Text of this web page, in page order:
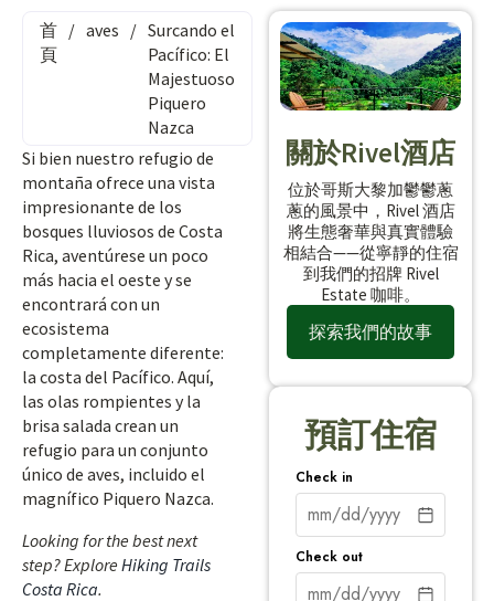
首
頁
/ aves / Surcando el
Pacífico: El
Majestuoso
Piquero
Nazca
Si bien nuestro refugio de
montaña ofrece una vista
impresionante de los
bosques lluviosos de Costa
Rica, aventúrese un poco
más hacia el oeste y se
encontrará con un
ecosistema
completamente diferente:
la costa del Pacífico. Aquí,
las olas rompientes y la
brisa salada crean un
refugio para un conjunto
único de aves, incluido el
magnífico Piquero Nazca.
Looking for the best next
step? Explore Hiking Trails
Costa Rica.
關於Rivel酒店
位於哥斯大黎加鬱鬱蔥
蔥的風景中，Rivel 酒店
將生態奢華與真實體驗
相結合——從寧靜的住宿
到我們的招牌 Rivel
Estate 咖啡。
探索我們的故事
預訂住宿
Check in
Check out